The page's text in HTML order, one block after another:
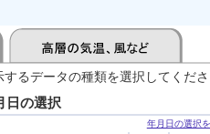
るデータの種類を選択してくだ
日の選択
年月日の選択